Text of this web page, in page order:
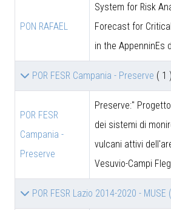
PON RAFAEL
System for Risk
Forecast for
in the AppenninEs
POR FESR Campania - Preserve ( 1 )
POR FESR
Campania -
Preserve
Preserve:"
dei sistemi di
vulcani attivi
Vesuvio-Campi
POR FESR Lazio 2014-2020 - MUSE